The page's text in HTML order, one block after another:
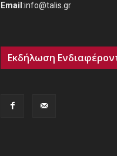
Email :info@talis.gr
Εκδήλωση